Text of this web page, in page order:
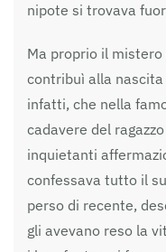
nipote si trovava
Ma proprio il
contribuì alla nascita
infatti, che nella
cadavere del
inquietanti
confessava tutto il
perso di recente,
gli avevano reso la